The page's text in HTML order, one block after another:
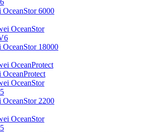
OceanStor 6000
OceanStor 18000
OceanStor 2200